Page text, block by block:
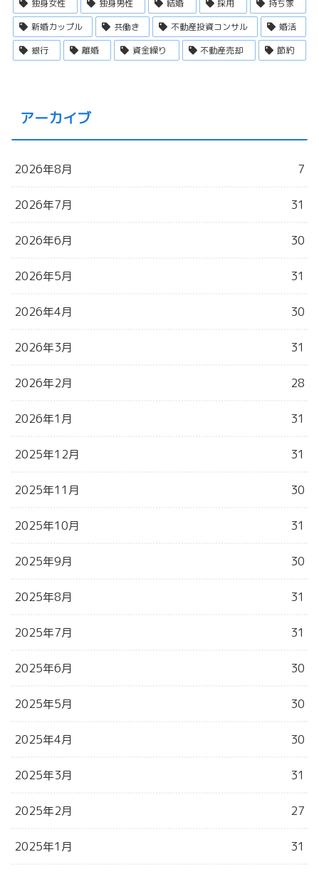
独身女性 独身男性 結婚 採用
持ち家
新婚カップル
共働き 不動産投資コンサル
婚活
銀行
離婚 資金繰り 不動産売却 節約
アーカイブ
2026年8月 7
2026年7月 31
2026年6月 30
2026年5月 31
2026年4月 30
2026年3月 31
2026年2月 28
2026年1月 31
2025年12月 31
2025年11月 30
2025年10月 31
2025年9月 30
2025年8月 31
2025年7月 31
2025年6月 30
2025年5月 30
2025年4月 30
2025年3月 31
2025年2月 27
2025年1月 31